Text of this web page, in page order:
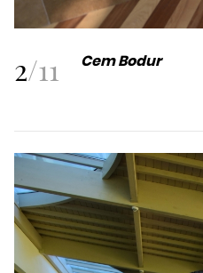
2/11 Cem Bodur